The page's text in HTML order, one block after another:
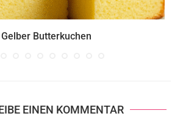
Gelber Butterkuchen
EINEN KOMMENTAR